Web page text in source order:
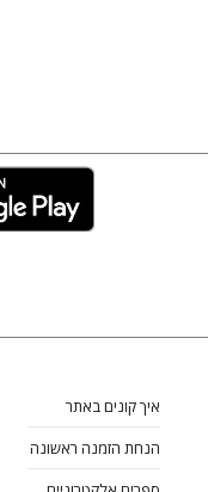
איך קונים באתר
הנחת הזמנה ראשונה